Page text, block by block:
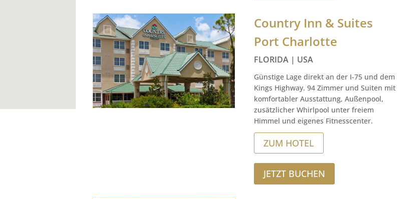
Country Inn & Suites
Port Charlotte
FLORIDA | USA
Günstige Lage direkt an der I-75 und dem
Kings Highway. 94 Zimmer und Suiten mit
komfortabler Ausstattung, Außenpool,
zusätzlicher Whirlpool unter freiem
Himmel und eigenes Fitnesscenter.
ZUM HOTEL
JETZT BUCHEN